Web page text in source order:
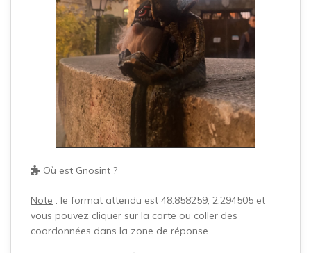
Où est Gnosint ?
Note : le format attendu est 48.858259, 2.294505 et
vous pouvez cliquer sur la carte ou coller des
coordonnées dans la zone de réponse.